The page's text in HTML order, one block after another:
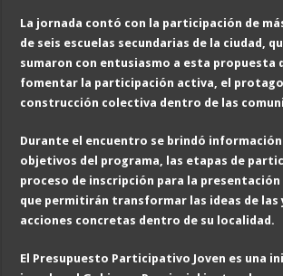
La jornada contó con la participación de
de seis escuelas secundarias de la ciudad,
sumaron con entusiasmo a esta propuesta
fomentar la participación activa, el
construcción colectiva dentro de las
Durante el encuentro se brindó
objetivos del programa, las etapas de
proceso de inscripción para la
que permitirán transformar las ideas de las
acciones concretas dentro de su localidad.
El Presupuesto Participativo Joven es una